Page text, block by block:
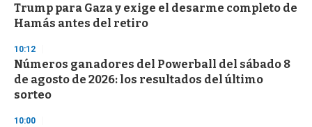
Trump para Gaza y exige el desarme completo de
Hamás antes del retiro
10:12
Números ganadores del Powerball del sábado 8
de agosto de 2026: los resultados del último
sorteo
10:00